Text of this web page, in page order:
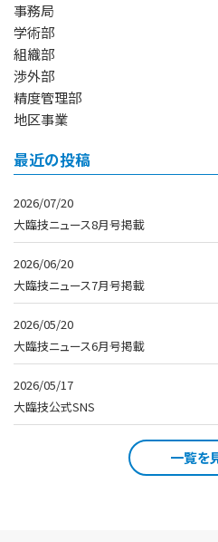
事務局
学術部
組織部
渉外部
精度管理部
地区事業
最近の投稿
2026/07/20
大臨技ニュース8月号掲載
2026/06/20
大臨技ニュース7月号掲載
2026/05/20
大臨技ニュース6月号掲載
2026/05/17
大臨技公式SNS
一覧を